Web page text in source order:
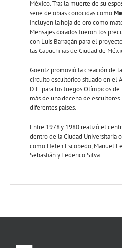
México. Tras la muerte de su
serie de obras conocidas como
incluyen la hoja de oro como
Mensajes dorados fueron los
con Luis Barragán para el
las Capuchinas de Ciudad de
Goeritz promovió la creación de la
circuito escultórico situado en el
D.F. para los Juegos Olímpicos
más de una decena de escultores
diferentes países.
Entre 1978 y 1980 realizó el
dentro de la Ciudad Universitaria
como Helen Escobedo, Manuel
Sebastián y Federico Silva.